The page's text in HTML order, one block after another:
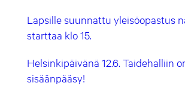
Lapsille suunnattu yleisöopastus
starttaa klo 15.
Helsinkipäivänä 12.6. Taidehalliin
sisäänpääsy!